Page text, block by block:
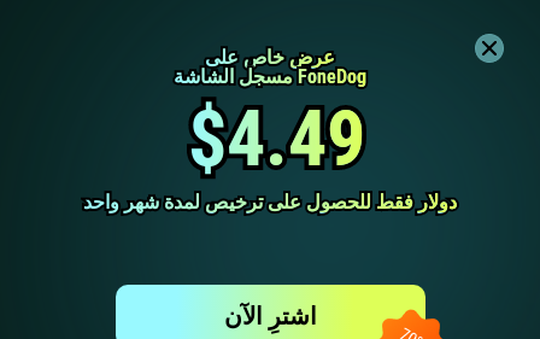
عرض خاص على
عرض خاص على
مسجل الشاشة FoneDog
مسجل الشاشة FoneDog
$4.49
$4.49
دولار فقط للحصول على ترخيص لمدة شهر واحد
دولار فقط للحصول على ترخيص لمدة شهر واحد
اشترِ الآن